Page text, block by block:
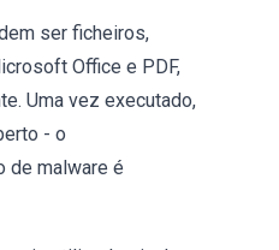
ser ficheiros,
Office e PDF,
Uma vez executado,
- o
de malware é